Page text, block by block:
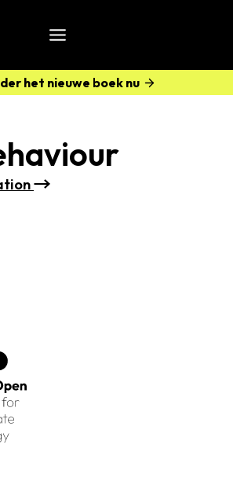
het nieuwe boek nu